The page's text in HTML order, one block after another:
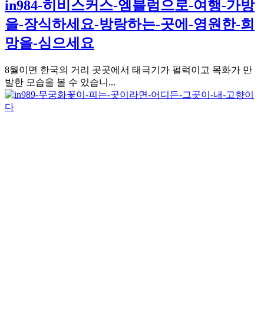
in984-히비스커스-엠블럼으로-여행-가방
을-장식하세요-방랑하는-곳에-영원한-희
망을-심으세요
8월이면 한국의 거리 곳곳에서 태극기가 펄럭이고 목화가 만
발한 모습을 볼 수 있습니...